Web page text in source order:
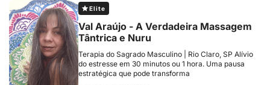
Elite
Val Araújo - A Verdadeira Massagem
Tântrica e Nuru
Terapia do Sagrado Masculino | Rio Claro, SP Alívio
do estresse em 30 minutos ou 1 hora. Uma pausa
estratégica que pode transforma